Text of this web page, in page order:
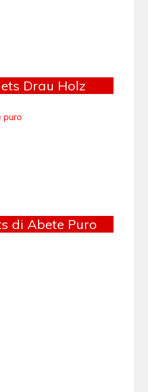
Drau Holz
di Abete Puro